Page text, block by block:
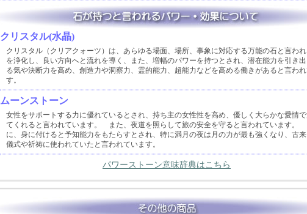
クリスタル(水晶)
クリスタル（クリアクォーツ）は、あらゆる場面、場所、事象に対応する万能の石と言わ
を浄化し、良い方向へと流れを導く、また、増幅のパワーを持つとされ、潜在能力を引き
る気や決断力を高め、創造力や洞察力、霊的能力、超能力などを高める働きがあると言わ
す。
ムーンストーン
女性をサポートする力に優れているとされ、持ち主の女性性を高め、優しく大らかな愛情
てくれると言われています。 また、夜道を照らして旅の安全を守ると言われています。
に、身に付けると予知能力をもたらすとされ、特に満月の夜は月の力が最も強くなり、古
儀式や祈祷に使われていたと言われています。
パワーストーン意味辞典はこちら